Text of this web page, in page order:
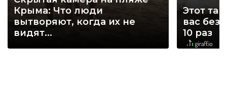
Крыма: Что люди
вытворяют, когда их не
видят...
Этот
вас без
10 раз